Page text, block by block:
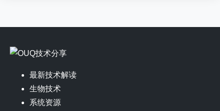
最新技术解读
生物技术
系统资源